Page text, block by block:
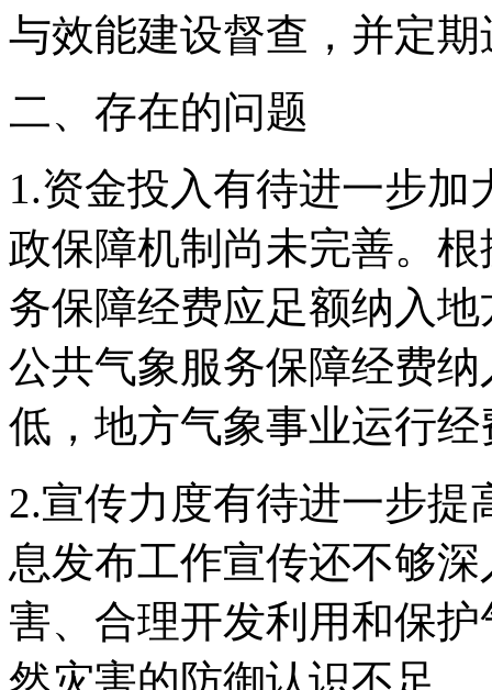
与效能建设督查，并定
二、存在的问题
1.资金投入有待进一步
政保障机制尚未完善。
务保障经费应足额纳入
公共气象服务保障经费
低，地方气象事业运行
2.宣传力度有待进一步
息发布工作宣传还不够
害、合理开发利用和保
然灾害的防御认识不足。